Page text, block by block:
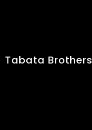
Tabata Brothers